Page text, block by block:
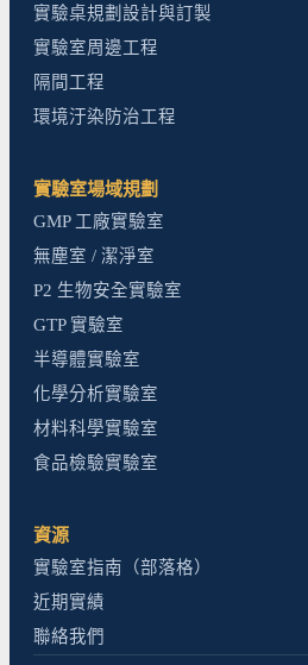
實驗桌規劃設計與訂製
實驗室周邊工程
隔間工程
環境汙染防治工程
實驗室場域規劃
GMP 工廠實驗室
無塵室 / 潔淨室
P2 生物安全實驗室
GTP 實驗室
半導體實驗室
化學分析實驗室
材料科學實驗室
食品檢驗實驗室
資源
實驗室指南（部落格）
近期實績
聯絡我們